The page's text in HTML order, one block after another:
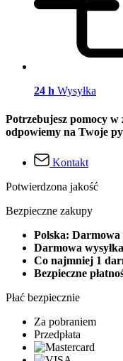
24 h Wysyłka
Potrzebujesz pomocy
odpowiemy na Twoje
Kontakt
Potwierdzona jakość
Bezpieczne zakupy
Polska: Darmowa
Darmowa
Co najmniej 1
Bezpieczne
Płać bezpiecznie
Za pobraniem
Przedpłata